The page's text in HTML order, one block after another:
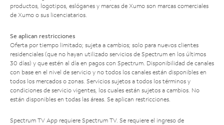
productos, logotipos, eslóganes y marcas de Xumo son marcas comerciales
de Xumo o sus licenciatarios.
Se aplican restricciones
Oferta por tiempo limitado; sujeta a cambios; solo para nuevos clientes
residenciales (que no hayan utilizado servicios de Spectrum en los últimos
30 días) y que estén al día en pagos con Spectrum. Disponibilidad de canales
con base en el nivel de servicio y no todos los canales están disponibles en
todos los mercados o zonas. Servicios sujetos a todos los términos y
condiciones de servicio vigentes, los cuales están sujetos a cambios. No
están disponibles en todas las áreas. Se aplican restricciones.
Spectrum TV App requiere Spectrum TV. Se requiere el ingreso de